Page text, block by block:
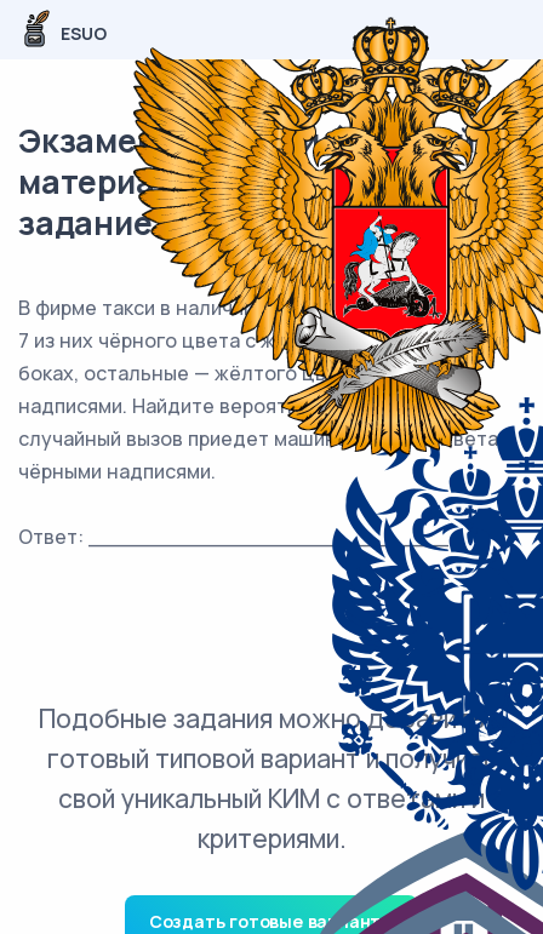
ESUO
Экзаменационный (типовой)
материал ЕГЭ / База / 05
задание (24) / 157
В фирме такси в наличии 20 легковых автомобилей:
7 из них чёрного цвета с жёлтыми надписями на
боках, остальные — жёлтого цвета с чёрными
надписями. Найдите вероятность того, что на
случайный вызов приедет машина жёлтого цвета с
чёрными надписями.
Ответ: ___________________________.
Подобные задания можно добавить в
готовый типовой вариант и получить
свой уникальный КИМ с ответами и
критериями.
Создать готовые варианты